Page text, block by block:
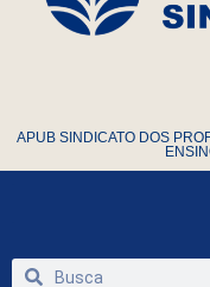
APUB SINDICATO DOS